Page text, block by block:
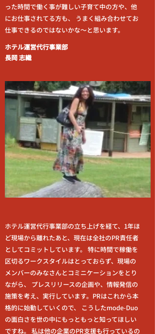
った時間で働く事が難しい子育て中の方や、他
にお仕事されてる方も、 うまく組み合わせてお
仕事できるのではないかな～と思います。
ホテル運営代行事業部
長岡 志織
ホテル運営代行事業部の立ち上げを経て、1年ほ
ど現場から離れたあと、現在は全社のPR責任者
としてコミットしています。 特に時間で稼働を
区切るワークスタイルはとっておらず、現場の
メンバーのみなさんとコミニケーションをとり
ながら、 プレスリリースの企画や、情報発信の
施策を考え、実行しています。PRはこれから本
格的に始動していくので、 こうしたmode-Duo
の面白さを世の中にもっともっと知ってほしい
ですね。 私は他の企業のPR支援も行っているの